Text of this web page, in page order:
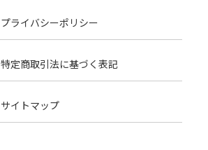
プライバシーポリシー
特定商取引法に基づく表記
サイトマップ